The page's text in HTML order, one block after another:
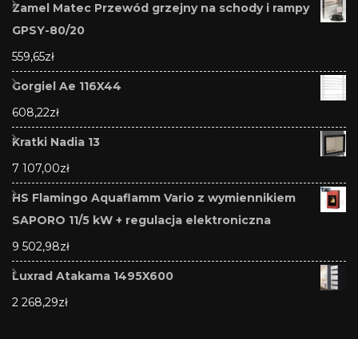
Zamel Matec Przewód grzejny na schody i rampy
GPSY-80/20
559,65zł
Gorgiel Ae 116X44
608,22zł
Kratki Nadia 13
7 107,00zł
HS Flamingo Aquaflamm Vario z wymiennikiem
SAPORO 11/5 kW + regulacja elektroniczna
9 502,98zł
Luxrad Atakama 1495X600
2 268,29zł